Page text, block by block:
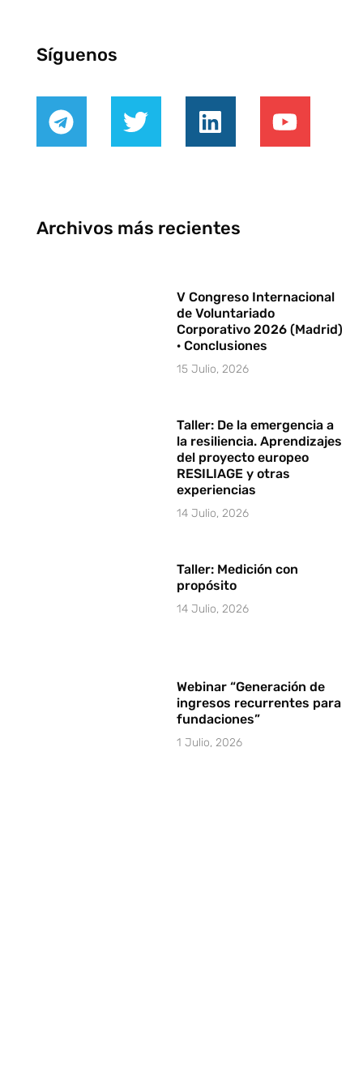
Síguenos
Archivos más recientes
V Congreso Internacional
de Voluntariado
Corporativo 2026 (Madrid)
· Conclusiones
15 Julio, 2026
Taller: De la emergencia a
la resiliencia. Aprendizajes
del proyecto europeo
RESILIAGE y otras
experiencias
14 Julio, 2026
Taller: Medición con
propósito
14 Julio, 2026
Webinar “Generación de
ingresos recurrentes para
fundaciones”
1 Julio, 2026